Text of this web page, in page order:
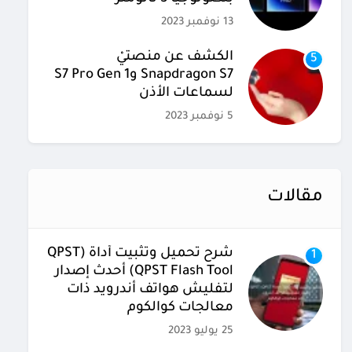
13 نوفمبر 2023
5
الكشف عن منصتيْ
Snapdragon S7 وS7 Pro Gen 1
لسماعات الأذن
5 نوفمبر 2023
مقالات
1
شرح تحميل وتثبيت أداة (QPST
(QPST Flash Tool أحدث إصدار
لتفليش هواتف أندرويد ذات
معالجات كوالكوم
25 يوليو 2023